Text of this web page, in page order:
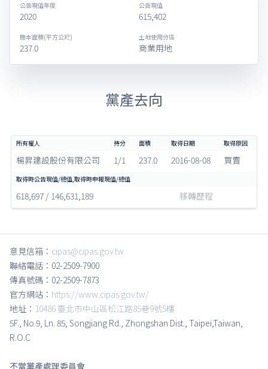
公告現值年度
2020
公告現值
615,402
謄本面積(平方公尺)
237.0
土地使用分區
商業用地
黨產去向
楊昇建設股份有限公司 1/1 237.0 2016-08-08 買賣
618,697 / 146,631,189 移轉歷程
意見信箱： cipas@cipas.gov.tw
聯絡電話：02-2509-7900
傳真號碼：02-2509-7873
官方網站： https://www.cipas.gov.tw/
地址： 10486 臺北市中山區松江路85巷9號5樓
5F., No.9, Ln. 85, Songjiang Rd., Zhongshan Dist., Taipei,Taiwan,
R.O.C
不當黨產處理委員會